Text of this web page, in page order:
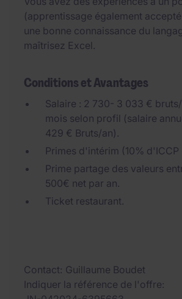
(apprentissage également
une bonne connaissance du
maîtrisez Excel.
Conditions et Avantages
Salaire : 2 730- 3 033 €
mois selon profil (salaire
429 € Bruts/an).
Primes d'intérim (10% d'ICCP
Prime partage des valeurs
500€ net par an.
Ticket restaurant.
Contact Guillaume Boudet
Indiquer la référence de l'offre